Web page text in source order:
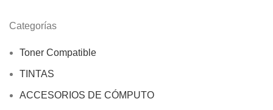
Categorías
Toner Compatible
TINTAS
ACCESORIOS DE CÓMPUTO